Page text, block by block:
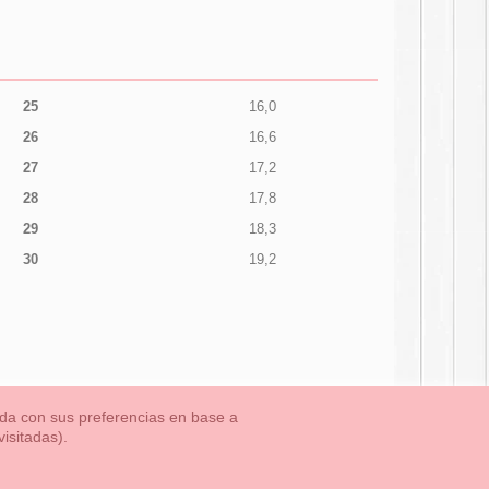
25
16,0
26
16,6
27
17,2
28
17,8
29
18,3
30
19,2
ULTIMAS TALLAS
con sus preferencias en base a